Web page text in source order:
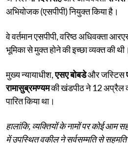
अभियोजक (एसपीपी) नियुक्त किया है।
वे वर्तमान एसपीपी, वरिष्ठ अधिवक्ता
भूमिका से मुक्त होने की इच्छा व्यक्त की थी।
मुख्य न्यायाधीश,एसए बोबडेऔर जस्टिस
रामासुब्रमण्यमकी खंडपीठ ने 12
पारित किया था।
हालांकि, व्यक्तियों के नामों पर कोई आम
में उपस्थित वकील ने सर्वसम्मति से